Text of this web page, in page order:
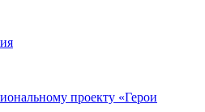
проекту «Герои